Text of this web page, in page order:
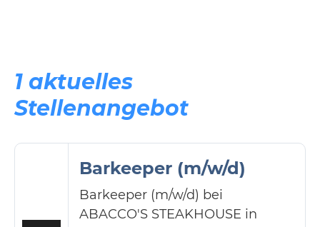
1 aktuelles
Stellenangebot
Barkeeper (m/w/d)
Barkeeper (m/w/d) bei
ABACCO'S STEAKHOUSE in